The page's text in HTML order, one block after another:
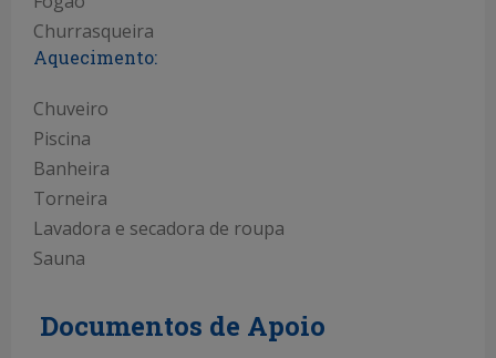
Churrasqueira
Aquecimento:
Chuveiro
Piscina
Banheira
Torneira
Lavadora e secadora de roupa
Sauna
Documentos de Apoio